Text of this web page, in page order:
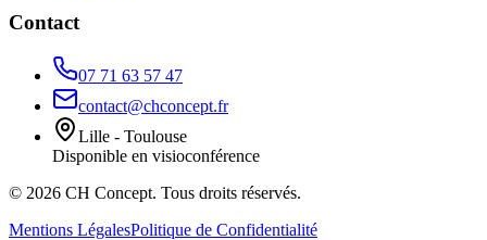
Contact
07 71 63 57 47
contact@chconcept.fr
Lille - Toulouse
Disponible en visioconférence
© 2026 CH Concept. Tous droits réservés.
Mentions LégalesPolitique de Confidentialité